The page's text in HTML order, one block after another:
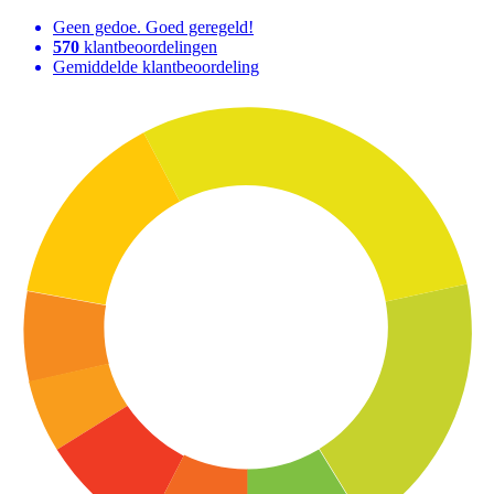
Geen gedoe. Goed geregeld!
570 klantbeoordelingen
Gemiddelde klantbeoordeling